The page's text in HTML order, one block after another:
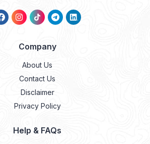
Company
About Us
Contact Us
Disclaimer
Privacy Policy
Help & FAQs